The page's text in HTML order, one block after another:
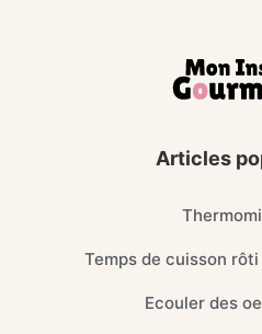
Articles
Temps de cuisson
Ecouler des